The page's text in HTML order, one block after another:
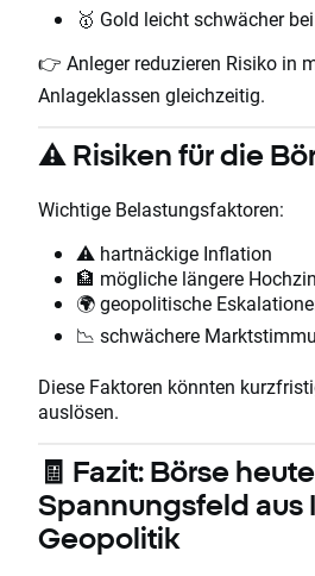
🥇 Gold leicht schwächer bei
👉 Anleger reduzieren Risiko in
Anlageklassen gleichzeitig.
⚠️ Risiken für die
Wichtige Belastungsfaktoren:
⚠️ hartnäckige Inflation
🏦 mögliche längere
🌍 geopolitische
📉 schwächere
Diese Faktoren könnten
auslösen.
🧾 Fazit: Börse
Spannungsfeld aus
Geopolitik